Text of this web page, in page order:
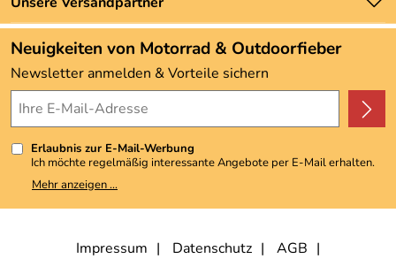
Neu
Angebote
Kundenbewertungen (3.493)
4,9/5*****
Neuigkeiten von Motorrad & Outdoorfieber
Newsletter anmelden & Vorteile sichern
Erlaubnis zur E-Mail-Werbung
Ich möchte regelmäßig interessante Angebote per E-Mail erhalten.
Meine E-Mail-Adresse wird nicht an andere Unternehmen
weitergegeben. Zu statistischen Zwecken wird in anonymer Form
kann ich jederzeit mit Wirkung für die Zukunft widerrufen, indem ich
den Link "Abmelden" am Ende des Newsletters anklicke. Die
Mehr anzeigen ...
Impressum Datenschutz
AGB